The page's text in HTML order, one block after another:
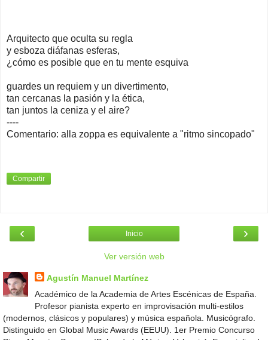
Arquitecto que oculta su regla
y esboza diáfanas esferas,
¿cómo es posible que en tu mente esquiva
guardes un requiem y un divertimento,
tan cercanas la pasión y la ética,
tan juntos la ceniza y el aire?
----
Comentario: alla zoppa es equivalente a "ritmo sincopado"
Compartir
‹ ›
Inicio
Ver versión web
Agustín Manuel Martínez
Académico de la Academia de Artes Escénicas de España.
Profesor pianista experto en improvisación multi-estilos
(modernos, clásicos y populares) y música española. Musicógrafo.
Distinguido en Global Music Awards (EEUU). 1er Premio Concurso